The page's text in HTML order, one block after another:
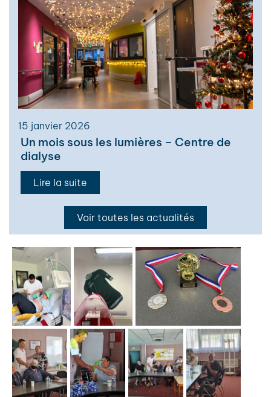
15 janvier 2026
Un mois sous les lumières – Centre de
dialyse
Lire la suite
Voir toutes les actualités